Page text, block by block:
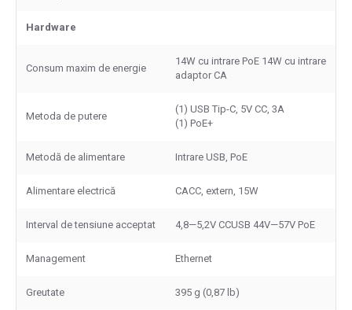
Hardware
Consum maxim de energie
14W cu intrare PoE 14W cu intrare
adaptor CA
Metoda de putere
(1) USB Tip-C, 5V CC, 3A
(1) PoE+
Metodă de alimentare Intrare USB, PoE
Alimentare electrică CACC, extern, 15W
Interval de tensiune acceptat 4,8—5,2V CCUSB 44V—57V PoE
Management Ethernet
Greutate 395 g (0,87 lb)